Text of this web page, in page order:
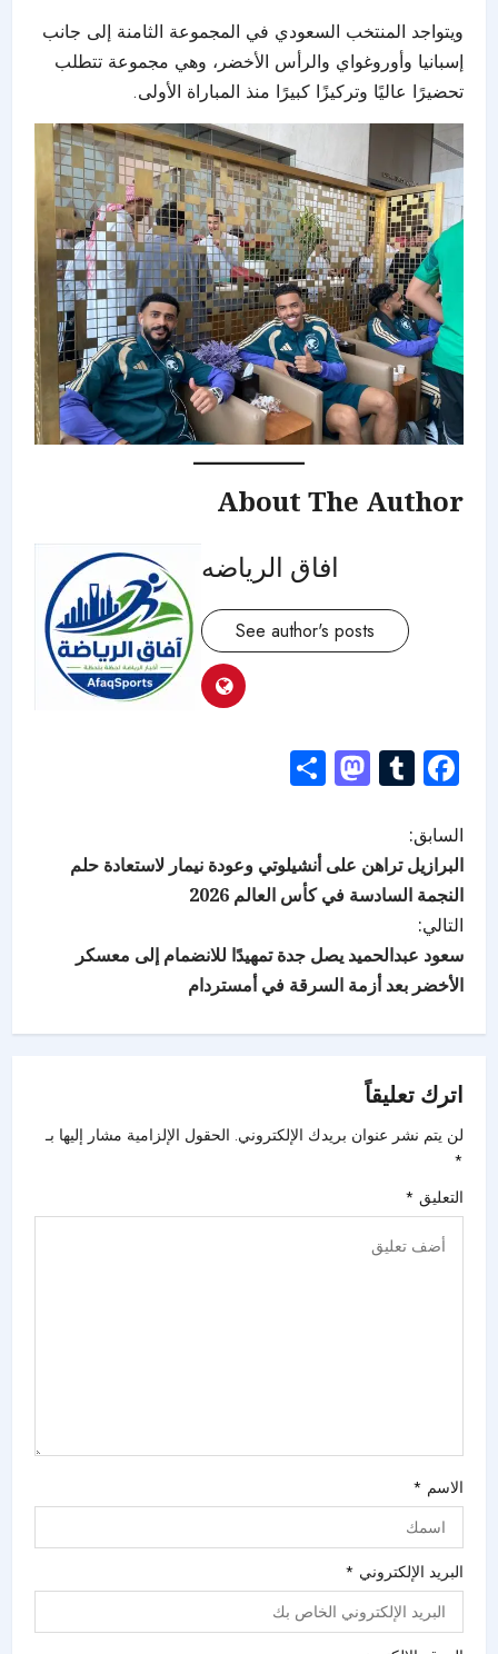
ويتواجد المنتخب السعودي في المجموعة الثامنة إلى جانب
إسبانيا وأوروغواي والرأس الأخضر، وهي مجموعة تتطلب
تحضيرًا عاليًا وتركيزًا كبيرًا منذ المباراة الأولى.
About The Author
افاق الرياضه
See author's posts
Facebook
Tumblr
Mastodon
السابق:
البرازيل تراهن على أنشيلوتي وعودة نيمار لاستعادة حلم
النجمة السادسة في كأس العالم 2026
التالي:
سعود عبدالحميد يصل جدة تمهيدًا للانضمام إلى معسكر
الأخضر بعد أزمة السرقة في أمستردام
اترك تعليقاً
لن يتم نشر عنوان بريدك الإلكتروني. الحقول الإلزامية مشار إليها بـ
*
التعليق *
الاسم *
البريد الإلكتروني *